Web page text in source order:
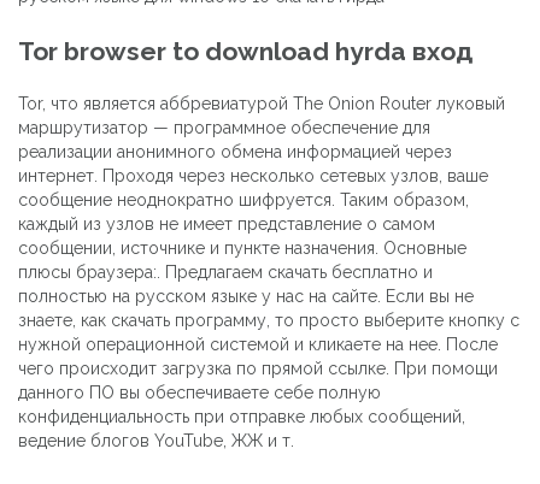
Tor browser to download hyrda вход
Tor, что является аббревиатурой The Onion Router луковый
маршрутизатор — программное обеспечение для
реализации анонимного обмена информацией через
интернет. Проходя через несколько сетевых узлов, ваше
сообщение неоднократно шифруется. Таким образом,
каждый из узлов не имеет представление о самом
сообщении, источнике и пункте назначения. Основные
плюсы браузера:. Предлагаем скачать бесплатно и
полностью на русском языке у нас на сайте. Если вы не
знаете, как скачать программу, то просто выберите кнопку с
нужной операционной системой и кликаете на нее. После
чего происходит загрузка по прямой ссылке. При помощи
данного ПО вы обеспечиваете себе полную
конфиденциальность при отправке любых сообщений,
ведение блогов YouTube, ЖЖ и т.